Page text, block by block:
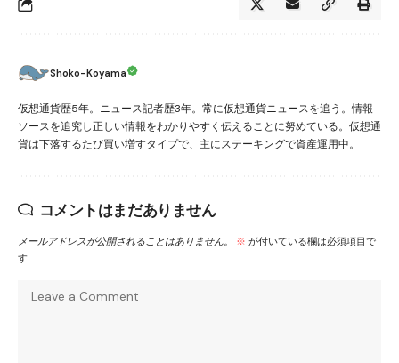
Shoko-Koyama
仮想通貨歴5年。ニュース記者歴3年。常に仮想通貨ニュースを追う。情報
ソースを追究し正しい情報をわかりやすく伝えることに努めている。仮想通
貨は下落するたび買い増すタイプで、主にステーキングで資産運用中。
コメントはまだありません
メールアドレスが公開されることはありません。 ※ が付いている欄は必須項目で
す